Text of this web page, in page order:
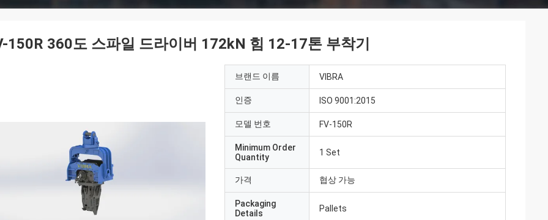
150R 360도 스파일 드라이버 172kN 힘 12-17톤 부착기
브랜드 이름 VIBRA
인증 ISO 9001:2015
모델 번호 FV-150R
Minimum Order
Quantity
1 Set
가격 협상 가능
Packaging
Details
Pallets